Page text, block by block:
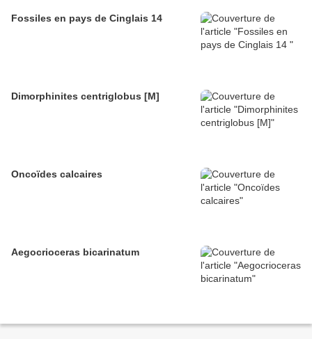
Fossiles en pays de Cinglais 14
Dimorphinites centriglobus [M]
Oncoïdes calcaires
Aegocrioceras bicarinatum